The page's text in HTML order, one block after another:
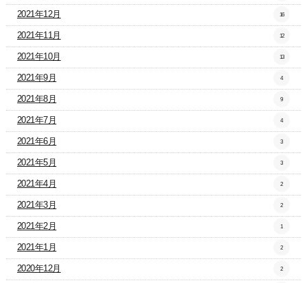
2021年12月 16
2021年11月 12
2021年10月 13
2021年9月 4
2021年8月 9
2021年7月 4
2021年6月 3
2021年5月 3
2021年4月 2
2021年3月 2
2021年2月 1
2021年1月 2
2020年12月 2